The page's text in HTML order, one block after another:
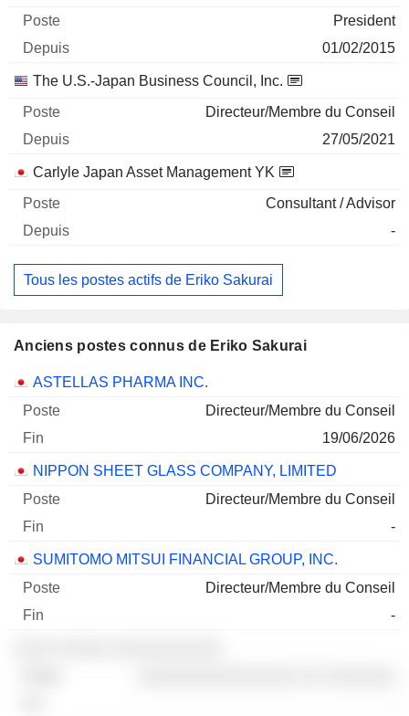
President
01/02/2015
The U.S.-Japan Business Council, Inc.
Directeur/Membre du Conseil
27/05/2021
Carlyle Japan Asset Management YK
Consultant / Advisor
-
Tous les postes actifs de Eriko Sakurai
Anciens postes connus de Eriko Sakurai
Sociétés Poste Fin
ASTELLAS PHARMA INC.
Directeur/Membre du Conseil
19/06/2026
NIPPON SHEET GLASS COMPANY, LIMITED
Directeur/Membre du Conseil
-
SUMITOMO MITSUI FINANCIAL GROUP, INC.
Directeur/Membre du Conseil
-